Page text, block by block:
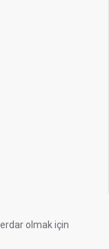
olmak için